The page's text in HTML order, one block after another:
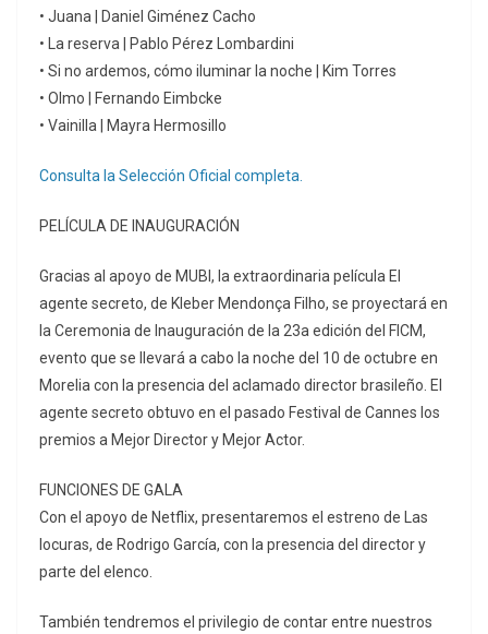
• Juana | Daniel Giménez Cacho
• La reserva | Pablo Pérez Lombardini
• Si no ardemos, cómo iluminar la noche | Kim Torres
• Olmo | Fernando Eimbcke
• Vainilla | Mayra Hermosillo
Consulta la Selección Oficial completa.
PELÍCULA DE INAUGURACIÓN
Gracias al apoyo de MUBI, la extraordinaria película El
agente secreto, de Kleber Mendonça Filho, se proyectará en
la Ceremonia de Inauguración de la 23a edición del FICM,
evento que se llevará a cabo la noche del 10 de octubre en
Morelia con la presencia del aclamado director brasileño. El
agente secreto obtuvo en el pasado Festival de Cannes los
premios a Mejor Director y Mejor Actor.
FUNCIONES DE GALA
Con el apoyo de Netflix, presentaremos el estreno de Las
locuras, de Rodrigo García, con la presencia del director y
parte del elenco.
También tendremos el privilegio de contar entre nuestros